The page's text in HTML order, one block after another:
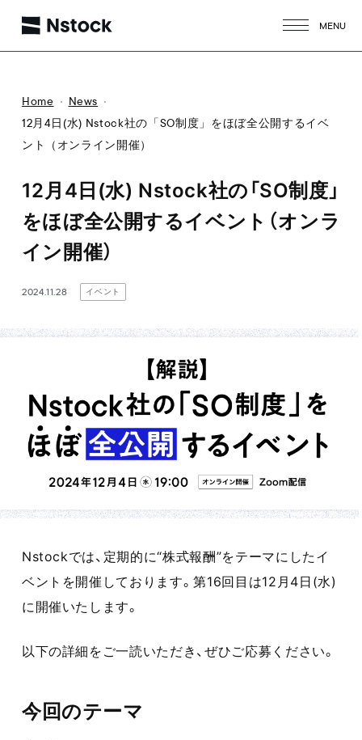
MENU
Home
News
12月4日(水) Nstock社の「SO制度」をほぼ全公開するイベ
ント（オンライン開催）
12月4日(水) Nstock社の「SO制度」
をほぼ全公開するイベント（オンラ
イン開催）
2024.11.28 イベント
Nstockでは、定期的に“株式報酬”をテーマにしたイ
ベントを開催しております。第16回目は12月4日(水)
に開催いたします。
以下の詳細をご一読いただき、ぜひご応募ください。
今回のテーマ